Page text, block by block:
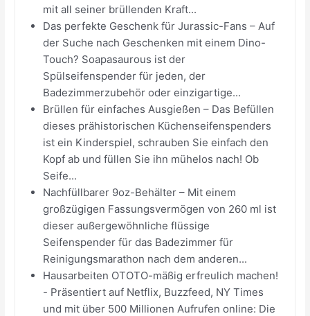
mit all seiner brüllenden Kraft...
Das perfekte Geschenk für Jurassic-Fans – Auf
der Suche nach Geschenken mit einem Dino-
Touch? Soapasaurous ist der
Spülseifenspender für jeden, der
Badezimmerzubehör oder einzigartige...
Brüllen für einfaches Ausgießen – Das Befüllen
dieses prähistorischen Küchenseifenspenders
ist ein Kinderspiel, schrauben Sie einfach den
Kopf ab und füllen Sie ihn mühelos nach! Ob
Seife...
Nachfüllbarer 9oz-Behälter – Mit einem
großzügigen Fassungsvermögen von 260 ml ist
dieser außergewöhnliche flüssige
Seifenspender für das Badezimmer für
Reinigungsmarathon nach dem anderen...
Hausarbeiten OTOTO-mäßig erfreulich machen!
- Präsentiert auf Netflix, Buzzfeed, NY Times
und mit über 500 Millionen Aufrufen online: Die